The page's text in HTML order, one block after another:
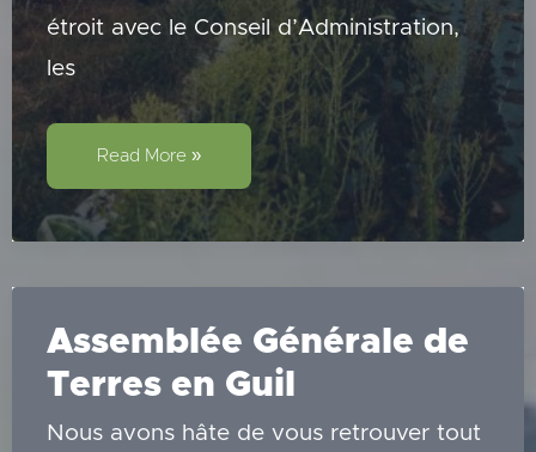
étroit avec le Conseil d’Administration,
les
d’emploi
–
Chargé·e
de
la
recherche
la
financements
Read More »
Assemblée Générale de
Terres en Guil
Nous avons hâte de vous retrouver tout